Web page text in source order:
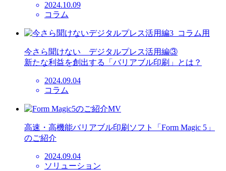
2024.10.09
コラム
今さら聞けない デジタルプレス活用編③
新たな利益を創出する「バリアブル印刷」とは？
2024.09.04
コラム
高速・高機能バリアブル印刷ソフト「Form Magic 5」
のご紹介
2024.09.04
ソリューション